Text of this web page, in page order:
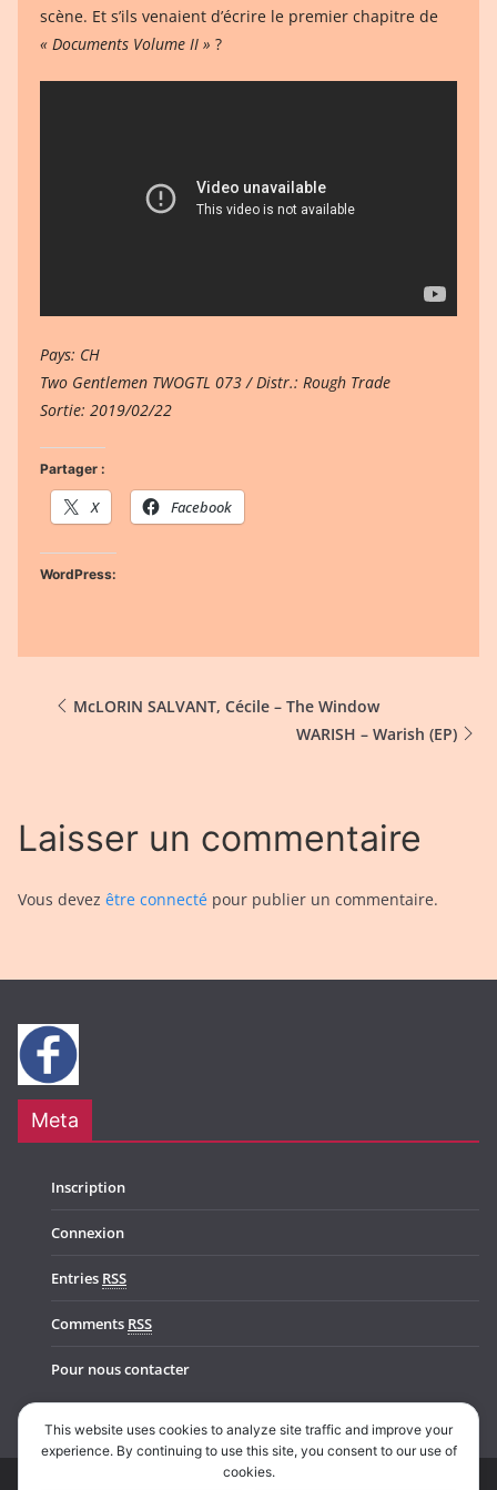
scène. Et s’ils venaient d’écrire le premier chapitre de
« Documents Volume II » ?
Pays: CH
Two Gentlemen TWOGTL 073 / Distr.: Rough Trade
Sortie: 2019/02/22
Partager :
X Facebook
WordPress:
McLORIN SALVANT, Cécile – The Window
WARISH – Warish (EP)
Laisser un commentaire
Vous devez être connecté pour publier un commentaire.
Meta
Inscription
Connexion
Entries RSS
Comments RSS
Pour nous contacter
This website uses cookies to analyze site traffic and improve your
experience. By continuing to use this site, you consent to our use of
cookies.